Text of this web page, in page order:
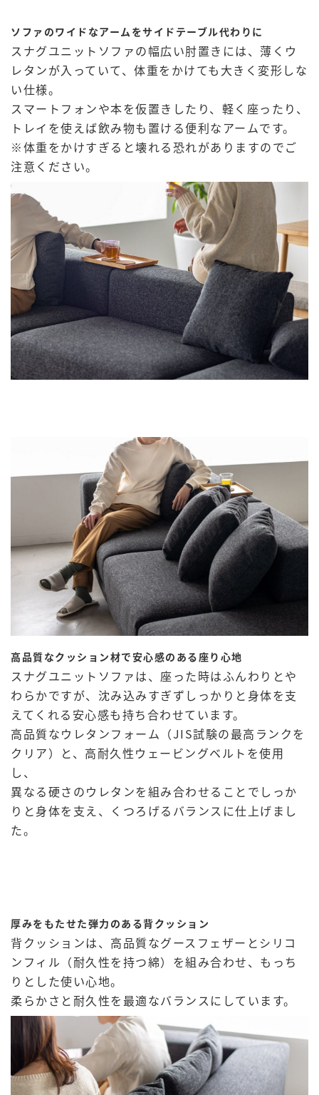
ソファのワイドなアームをサイドテーブル代わりに
スナグユニットソファの幅広い肘置きには、薄くウ
レタンが入っていて、体重をかけても大きく変形しな
い仕様。
スマートフォンや本を仮置きしたり、軽く座ったり、
トレイを使えば飲み物も置ける便利なアームです。
※体重をかけすぎると壊れる恐れがありますのでご
注意ください。
高品質なクッション材で安心感のある座り心地
スナグユニットソファは、座った時はふんわりとや
わらかですが、沈み込みすぎずしっかりと身体を支
えてくれる安心感も持ち合わせています。
高品質なウレタンフォーム（JIS試験の最高ランクを
クリア）と、高耐久性ウェービングベルトを使用
し、
異なる硬さのウレタンを組み合わせることでしっか
りと身体を支え、くつろげるバランスに仕上げまし
た。
厚みをもたせた弾力のある背クッション
背クッションは、高品質なグースフェザーとシリコ
ンフィル（耐久性を持つ綿）を組み合わせ、もっち
りとした使い心地。
柔らかさと耐久性を最適なバランスにしています。